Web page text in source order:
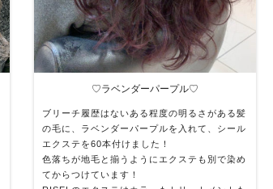
♡ラベンダーパープル♡
ブリーチ履歴はないある程度の明るさがある髪
の毛に、ラベンダーパープルを入れて、シール
エクステを60本付けました！
色落ちが地毛と揃うようにエクステも別で染め
てからつけています！